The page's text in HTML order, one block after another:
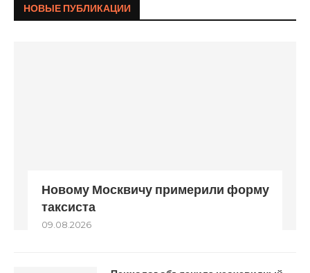
НОВЫЕ ПУБЛИКАЦИИ
Новому Москвичу примерили форму
таксиста
09.08.2026